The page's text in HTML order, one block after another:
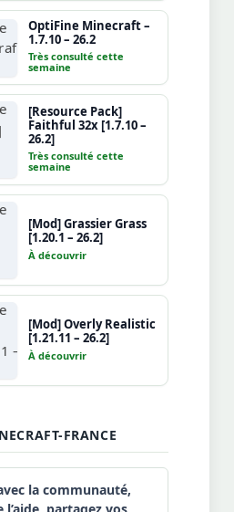
OptiFine Minecraft –
1.7.10 – 26.2
Très consulté cette
semaine
[Resource Pack]
Faithful 32x [1.7.10 –
26.2]
Très consulté cette
semaine
[Mod] Grassier Grass
[1.20.1 – 26.2]
À découvrir
[Mod] Overly Realistic
[1.21.11 – 26.2]
À découvrir
FRANCE
la communauté,